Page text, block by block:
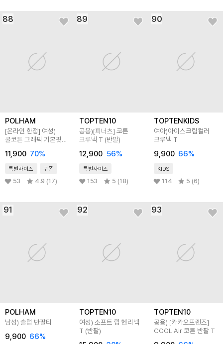
88
POLHAM
[온라인 한정] 여성)
쿨코튼 그래픽 기본핏
11,900 70%
특별사이즈 쿠폰
53 4.9 (17)
89
TOPTEN10
공용)[피너츠] 코튼
크루넥 T (반팔)
12,900 56%
특별사이즈
153 5 (18)
90
TOPTENKIDS
여아)아이스크림컬러
크루넥 T
9,900 66%
KIDS
114 5 (6)
91
POLHAM
남성) 슬럽 반팔티
9,900 66%
92
TOPTEN10
여성) 소프트 립 헨리넥
T (반팔)
93
TOPTEN10
공용) [카카오프렌즈]
COOL Air 코튼 반팔 T